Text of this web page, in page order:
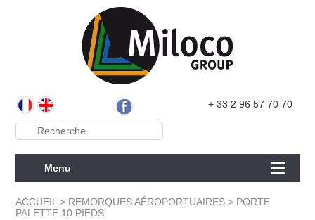
+ 33 2 96 57 70 70
Menu
ACCUEIL > REMORQUES AÉROPORTUAIRES > PORTE
PALETTE 10 PIEDS